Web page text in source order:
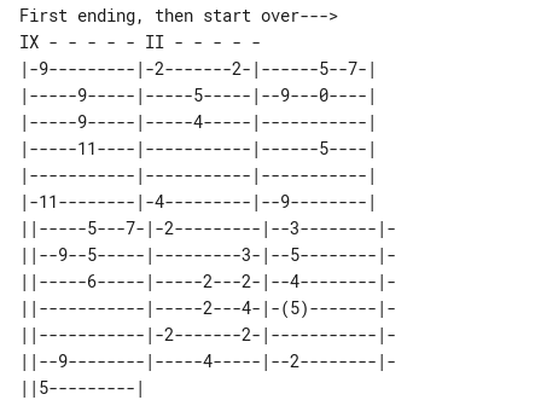
First ending, then start over--->
|-9---------|-2-------2-|------5--7-|
|-----9-----|-----5-----|--9---0----|
|-----9-----|-----4-----|-----------|
|-----11----|-----------|------5----|
|-----------|-----------|-----------|
|-11--------|-4---------|--9--------|
||-----5---7-|-2---------|--3--------|-
||--9--5-----|---------3-|--5--------|-
||-----6-----|-----2---2-|--4--------|-
||-----------|-----2---4-|-(5)-------|-
||-----------|-2-------2-|-----------|-
||--9--------|-----4-----|--2--------|-
||5---------|